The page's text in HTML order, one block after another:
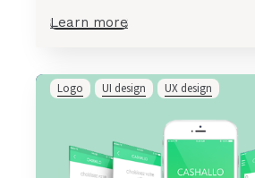
Learn more
Logo UI design UX design